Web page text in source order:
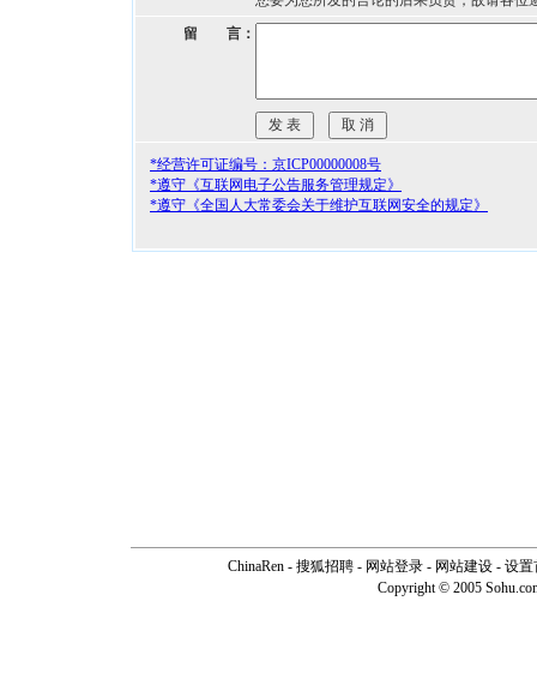
留 言：
*经营许可证编号：京ICP00000008号
*遵守《互联网电子公告服务管理规定》
*遵守《全国人大常委会关于维护互联网安全的规定》
ChinaRen - 搜狐招聘 - 网站登录 - 网站建设 - 设置
Copyright © 2005